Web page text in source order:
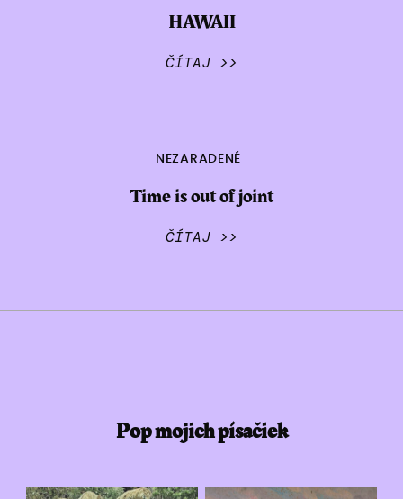
HAWAII
ČÍTAJ >>
NEZARADENÉ
Time is out of joint
ČÍTAJ >>
Pop mojich písačiek